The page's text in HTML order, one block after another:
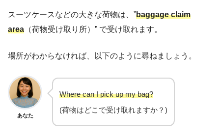
スーツケースなどの大きな荷物は、”baggage claim
area （荷物受け取り所）” で受け取れます。
場所がわからなければ、以下のように尋ねましょう。
あなた
Where can I pick up my bag?
(荷物はどこで受け取れますか？)